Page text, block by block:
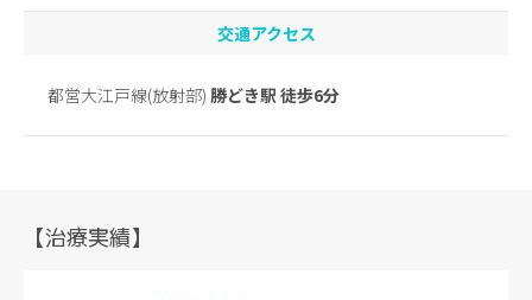
交通アクセス
都営大江戸線(放射部) 勝どき駅 徒歩6分
【治療実績】